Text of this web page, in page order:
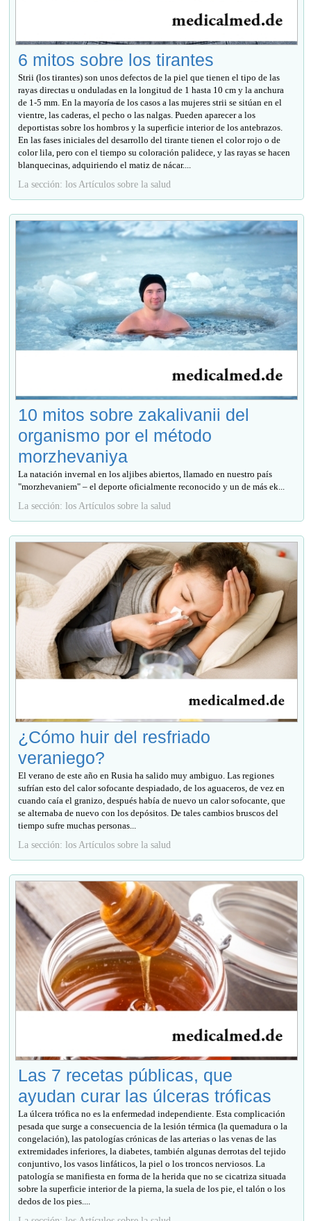
6 mitos sobre los tirantes
Strii (los tirantes) son unos defectos de la piel que tienen el tipo de las
rayas directas u onduladas en la longitud de 1 hasta 10 cm y la anchura
de 1-5 mm. En la mayoría de los casos a las mujeres strii se sitúan en el
vientre, las caderas, el pecho o las nalgas. Pueden aparecer a los
deportistas sobre los hombros y la superficie interior de los antebrazos.
En las fases iniciales del desarrollo del tirante tienen el color rojo o de
color lila, pero con el tiempo su coloración palidece, y las rayas se hacen
blanquecinas, adquiriendo el matiz de nácar....
La sección: los Artículos sobre la salud
10 mitos sobre zakalivanii del
organismo por el método
morzhevaniya
La natación invernal en los aljibes abiertos, llamado en nuestro país
"morzhevaniem" – el deporte oficialmente reconocido y un de más ek...
La sección: los Artículos sobre la salud
¿Cómo huir del resfriado
veraniego?
El verano de este año en Rusia ha salido muy ambiguo. Las regiones
sufrían esto del calor sofocante despiadado, de los aguaceros, de vez en
cuando caía el granizo, después había de nuevo un calor sofocante, que
se alternaba de nuevo con los depósitos. De tales cambios bruscos del
tiempo sufre muchas personas...
La sección: los Artículos sobre la salud
Las 7 recetas públicas, que
ayudan curar las úlceras tróficas
La úlcera trófica no es la enfermedad independiente. Esta complicación
pesada que surge a consecuencia de la lesión térmica (la quemadura o la
congelación), las patologías crónicas de las arterias o las venas de las
extremidades inferiores, la diabetes, también algunas derrotas del tejido
conjuntivo, los vasos linfáticos, la piel o los troncos nerviosos. La
patología se manifiesta en forma de la herida que no se cicatriza situada
sobre la superficie interior de la pierna, la suela de los pie, el talón o los
dedos de los pies....